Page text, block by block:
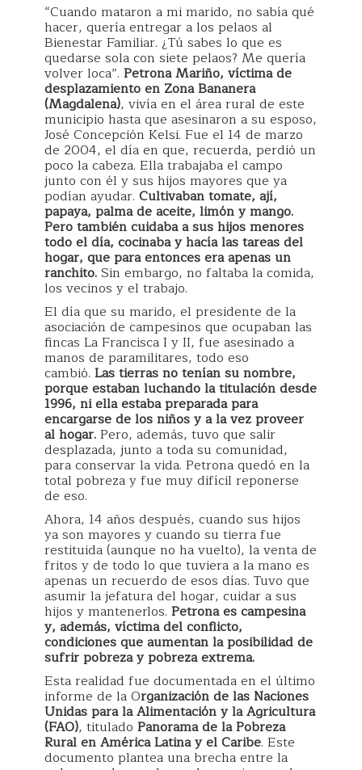
“Cuando mataron a mi marido, no sabía qué
hacer, quería entregar a los pelaos al
Bienestar Familiar. ¿Tú sabes lo que es
quedarse sola con siete pelaos? Me quería
volver loca”. Petrona Mariño, víctima de
desplazamiento en Zona Bananera
(Magdalena), vivía en el área rural de este
municipio hasta que asesinaron a su esposo,
José Concepción Kelsi. Fue el 14 de marzo
de 2004, el día en que, recuerda, perdió un
poco la cabeza. Ella trabajaba el campo
junto con él y sus hijos mayores que ya
podían ayudar. Cultivaban tomate, ají,
papaya, palma de aceite, limón y mango.
Pero también cuidaba a sus hijos menores
todo el día, cocinaba y hacía las tareas del
hogar, que para entonces era apenas un
ranchito.Sin embargo, no faltaba la comida,
los vecinos y el trabajo.
El día que su marido, el presidente de la
asociación de campesinos que ocupaban las
fincas La Francisca I y II, fue asesinado a
manos de paramilitares, todo eso
cambió. Las tierras no tenían su nombre,
porque estaban luchando la titulación desde
1996, ni ella estaba preparada para
encargarse de los niños y a la vez proveer
al hogar.Pero, además, tuvo que salir
desplazada, junto a toda su comunidad,
para conservar la vida. Petrona quedó en la
total pobreza y fue muy difícil reponerse
de eso.
Ahora, 14 años después, cuando sus hijos
ya son mayores y cuando su tierra fue
restituida (aunque no ha vuelto), la venta de
fritos y de todo lo que tuviera a la mano es
apenas un recuerdo de esos días. Tuvo que
asumir la jefatura del hogar, cuidar a sus
hijos y mantenerlos. Petrona es campesina
y, además, víctima del conflicto,
condiciones que aumentan la posibilidad de
sufrir pobreza y pobreza extrema.
Esta realidad fue documentada en el último
informe de la Organización de las Naciones
Unidas para la Alimentación y la Agricultura
(FAO), titulado Panorama de la Pobreza
Rural en América Latina y el Caribe. Este
documento plantea una brecha entre la